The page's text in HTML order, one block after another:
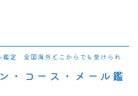
鑑定 全国海外どこからでも受けられ
・コース・メール鑑